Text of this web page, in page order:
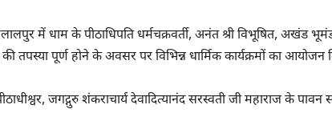
में धाम के पीठाधिपति धर्मचक्रवर्ती, अनंत श्री विभूषित, अखंड
तपस्या पूर्ण होने के अवसर पर विभिन्न धार्मिक कार्यक्रमों का आयोजन
जगद्गुरु शंकराचार्य देवादित्यानंद सरस्वती जी महाराज के पावन